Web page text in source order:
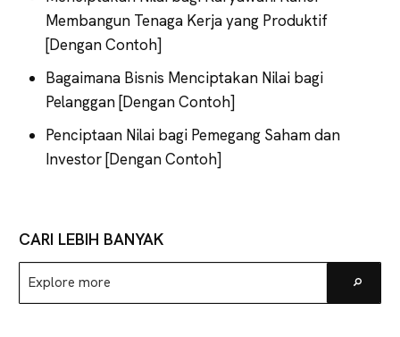
Membangun Tenaga Kerja yang Produktif
[Dengan Contoh]
Bagaimana Bisnis Menciptakan Nilai bagi
Pelanggan [Dengan Contoh]
Penciptaan Nilai bagi Pemegang Saham dan
Investor [Dengan Contoh]
CARI LEBIH BANYAK
Explore
more